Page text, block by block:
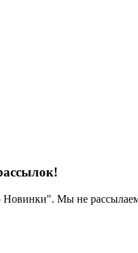
Новинки". Мы не